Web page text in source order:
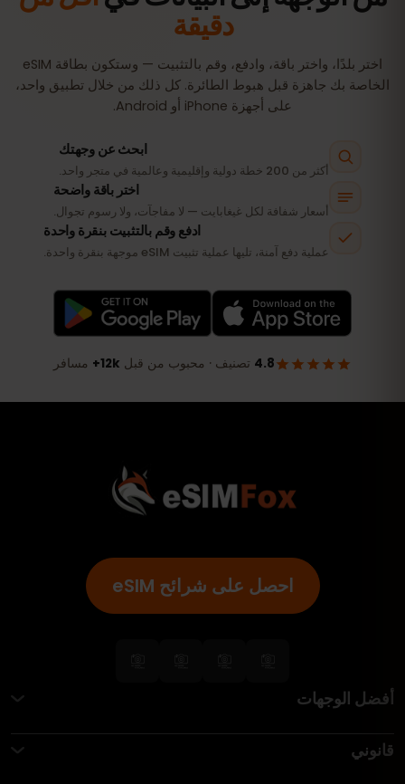
احصل على شرائح eSIM
أفضل الوجهات
قانوني